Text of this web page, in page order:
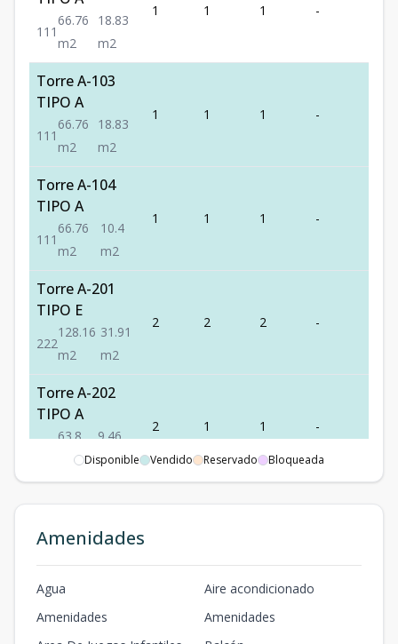
1 1 1
66.76
m2
18.83
m2
1 1 1 -
Torre A-103
TIPO A
1 1 1
66.76
m2
18.83
m2
1 1 1 -
Torre A-104
TIPO A
1 1 1
66.76
m2
10.4
m2
1 1 1 -
Torre A-201
TIPO E
222
128.16
m2
31.91
m2
2 2 2 -
Torre A-202
TIPO A
63.8
m2
9.46
m2
2 1 1 -
66.76
m2
18.83
m2
Torre A-204
TIPO A
Disponible Vendido Reservado Bloqueada
Amenidades
Agua
Aire acondicionado
Amenidades
Amenidades